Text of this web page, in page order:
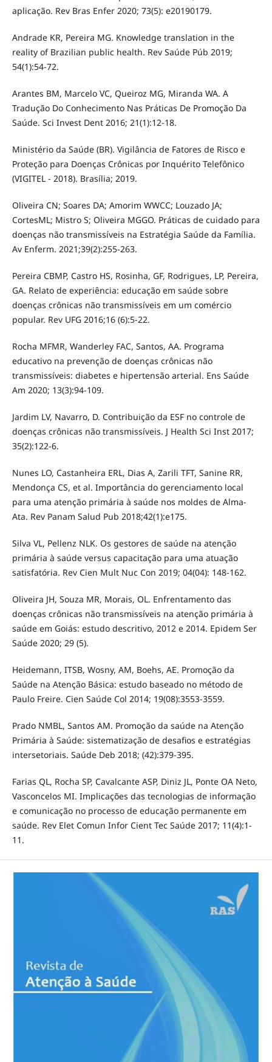
aplicação. Rev Bras Enfer 2020; 73(5): e20190179.
Andrade KR, Pereira MG. Knowledge translation in the
reality of Brazilian public health. Rev Saúde Púb 2019;
54(1):54-72.
Arantes BM, Marcelo VC, Queiroz MG, Miranda WA. A
Tradução Do Conhecimento Nas Práticas De Promoção Da
Saúde. Sci Invest Dent 2016; 21(1):12-18.
Ministério da Saúde (BR). Vigilância de Fatores de Risco e
Proteção para Doenças Crônicas por Inquérito Telefônico
(VIGITEL - 2018). Brasília; 2019.
Oliveira CN; Soares DA; Amorim WWCC; Louzado JA;
CortesML; Mistro S; Oliveira MGGO. Práticas de cuidado para
doenças não transmissíveis na Estratégia Saúde da Família.
Av Enferm. 2021;39(2):255-263.
Pereira CBMP, Castro HS, Rosinha, GF, Rodrigues, LP, Pereira,
GA. Relato de experiência: educação em saúde sobre
doenças crônicas não transmissíveis em um comércio
popular. Rev UFG 2016;16 (6):5-22.
Rocha MFMR, Wanderley FAC, Santos, AA. Programa
educativo na prevenção de doenças crônicas não
transmissíveis: diabetes e hipertensão arterial. Ens Saúde
Am 2020; 13(3):94-109.
Jardim LV, Navarro, D. Contribuição da ESF no controle de
doenças crônicas não transmissíveis. J Health Sci Inst 2017;
35(2):122-6.
Nunes LO, Castanheira ERL, Dias A, Zarili TFT, Sanine RR,
Mendonça CS, et al. Importância do gerenciamento local
para uma atenção primária à saúde nos moldes de Alma-
Ata. Rev Panam Salud Pub 2018;42(1):e175.
Silva VL, Pellenz NLK. Os gestores de saúde na atenção
primária à saúde versus capacitação para uma atuação
satisfatória. Rev Cien Mult Nuc Con 2019; 04(04): 148-162.
Oliveira JH, Souza MR, Morais, OL. Enfrentamento das
doenças crônicas não transmissíveis na atenção primária à
saúde em Goiás: estudo descritivo, 2012 e 2014. Epidem Ser
Saúde 2020; 29 (5).
Heidemann, ITSB, Wosny, AM, Boehs, AE. Promoção da
Saúde na Atenção Básica: estudo baseado no método de
Paulo Freire. Cien Saúde Col 2014; 19(08):3553-3559.
Prado NMBL, Santos AM. Promoção da saúde na Atenção
Primária à Saúde: sistematização de desafios e estratégias
intersetoriais. Saúde Deb 2018; (42):379-395.
Farias QL, Rocha SP, Cavalcante ASP, Diniz JL, Ponte OA Neto,
Vasconcelos MI. Implicações das tecnologias de informação
e comunicação no processo de educação permanente em
saúde. Rev Elet Comun Infor Cient Tec Saúde 2017; 11(4):1-
11.